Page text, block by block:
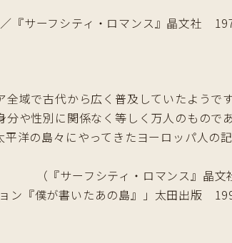
『サーフシティ・ロマンス』晶文社
域で古代から広く普及していたようです
や性別に関係なく等しく万人のもので
洋の島々にやってきたヨーロッパ人の
（『サーフシティ・ロマンス』晶
ン『僕が書いたあの島』」太田出版